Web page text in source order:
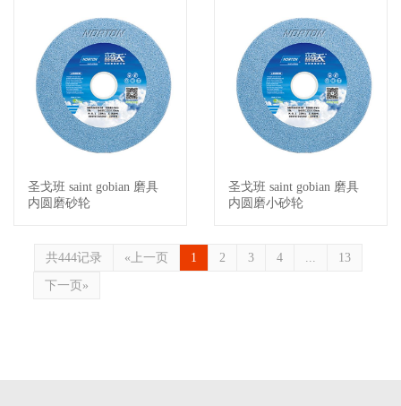
查看详情
圣戈班 saint gobian 磨具
内圆磨砂轮
查看详情
圣戈班 saint gobian 磨具
内圆磨小砂轮
共444记录 «上一页 1 2 3 4 ... 13
下一页»